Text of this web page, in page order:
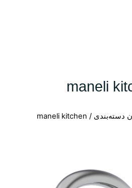
maneli
دسته‌بندی / maneli kitchen